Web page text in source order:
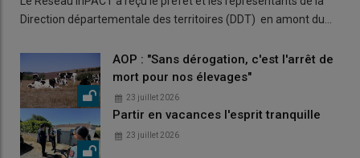
Direction départementale des territoires (DDT) en amont du…
AOP : "Sans dérogation, c'est l'arrêt de
mort pour nos élevages"
23 juillet 2026
Partir en vacances l'esprit tranquille
23 juillet 2026